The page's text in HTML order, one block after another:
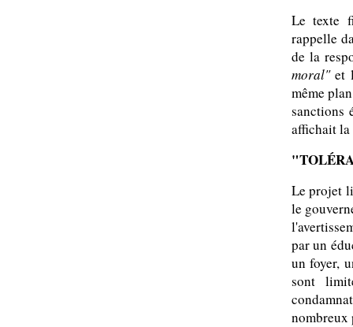
Le texte
rappelle
de la
moral"et
même
sanctions
affichait la
Le projet
le
par un
un foyer,
sont
nombreux